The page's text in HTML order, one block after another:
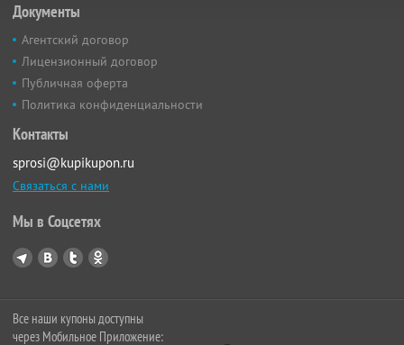
Документы
Агентский договор
Лицензионный договор
Публичная оферта
Политика конфиденциальности
Контакты
sprosi@kupikupon.ru
Связаться с нами
Мы в Соцсетях
Все наши купоны доступны
через Мобильное Приложение: